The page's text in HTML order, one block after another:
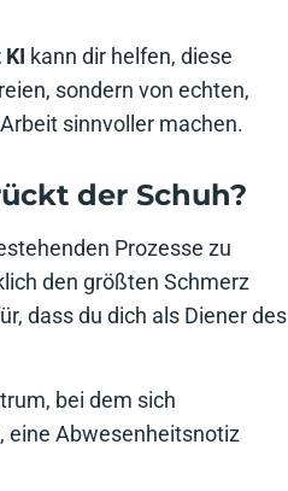
kann dir helfen, diese
sondern von echten,
sinnvoller machen.
der Schuh?
Prozesse zu
den größten Schmerz
dass du dich als Diener des
bei dem sich
eine Abwesenheitsnotiz